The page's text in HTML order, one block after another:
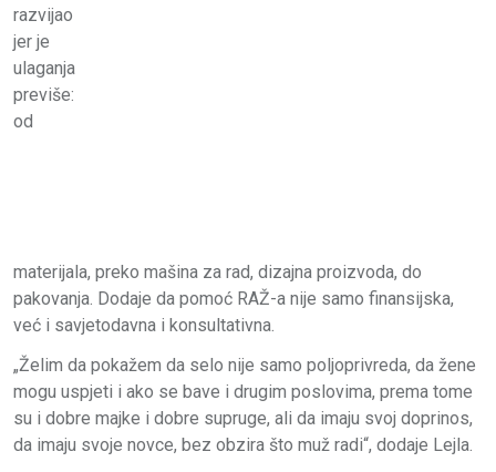
razvijao
jer je
ulaganja
previše:
od
materijala, preko mašina za rad, dizajna proizvoda, do
pakovanja. Dodaje da pomoć RAŽ-a nije samo finansijska,
već i savjetodavna i konsultativna.
„Želim da pokažem da selo nije samo poljoprivreda, da žene
mogu uspjeti i ako se bave i drugim poslovima, prema tome
su i dobre majke i dobre supruge, ali da imaju svoj doprinos,
da imaju svoje novce, bez obzira što muž radi“, dodaje Lejla.